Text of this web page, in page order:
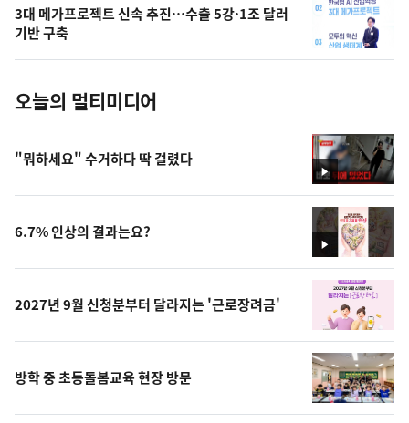
사
진
3대 메가프로젝트 신속 추진…수출 5강·1조 달러
기반 구축
오늘의 멀티미디어
영
상
"뭐하세요" 수거하다 딱 걸렸다
영
상
6.7% 인상의 결과는요?
2027년 9월 신청분부터 달라지는 '근로장려금'
방학 중 초등돌봄교육 현장 방문